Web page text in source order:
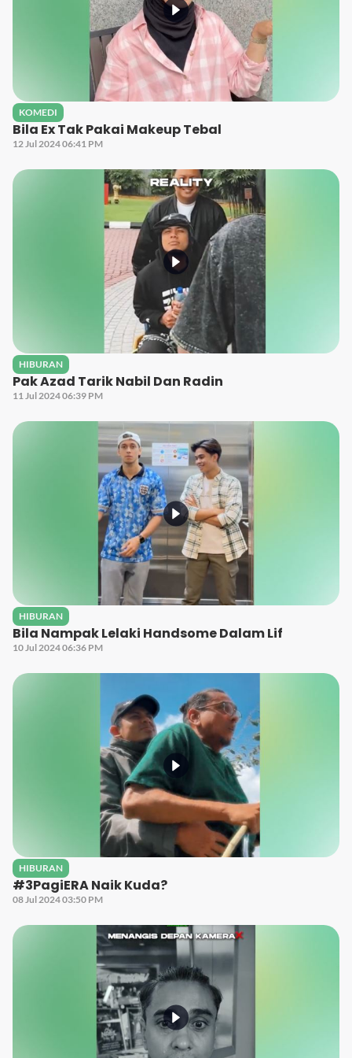
KOMEDI
Bila Ex Tak Pakai Makeup Tebal
12 Jul 2024 06:41 PM
HIBURAN
Pak Azad Tarik Nabil Dan Radin
11 Jul 2024 06:39 PM
HIBURAN
Bila Nampak Lelaki Handsome Dalam Lif
10 Jul 2024 06:36 PM
HIBURAN
#3PagiERA Naik Kuda?
08 Jul 2024 03:50 PM